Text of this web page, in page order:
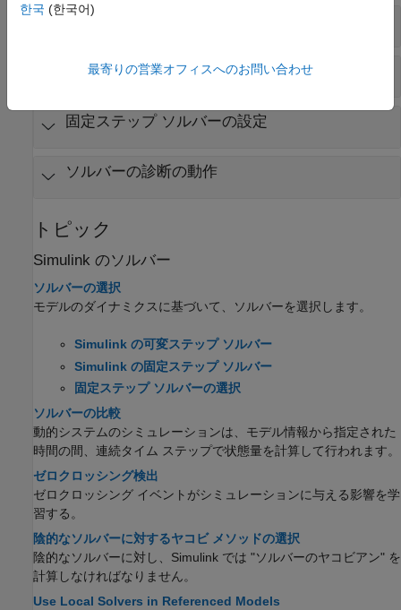
シミュレーション期間とソルバーの選択
可変ステップ ソルバーの設定
固定ステップ ソルバーの設定
ソルバーの診断の動作
トピック
Simulink のソルバー
ソルバーの選択
モデルのダイナミクスに基づいて、ソルバーを選択します。
Simulink の可変ステップ ソルバー
Simulink の固定ステップ ソルバー
固定ステップ ソルバーの選択
ソルバーの比較
動的システムのシミュレーションは、モデル情報から指定された
時間の間、連続タイム ステップで状態量を計算して行われます。
ゼロクロッシング検出
ゼロクロッシング イベントがシミュレーションに与える影響を学
習する。
陰的なソルバーに対するヤコビ メソッドの選択
陰的なソルバーに対し、Simulink では "ソルバーのヤコビアン" を
計算しなければなりません。
Use Local Solvers in Referenced Models
한국 (한국어)
最寄りの営業オフィスへのお問い合わせ